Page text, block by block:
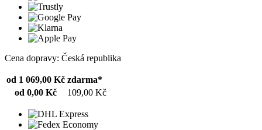
Cena dopravy: Česká republika
od 1 069,00 Kč zdarma*
od 0,00 Kč
109,00 Kč